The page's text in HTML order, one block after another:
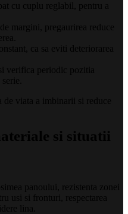
cu cuplu reglabil, pentru a
margini, pregaurirea reduce
ca sa eviti deteriorarea
verifica periodic pozitia
de viata a imbinarii si reduce
si situatii
panoului, rezistenta zonei
usi si fronturi, respectarea
lina.